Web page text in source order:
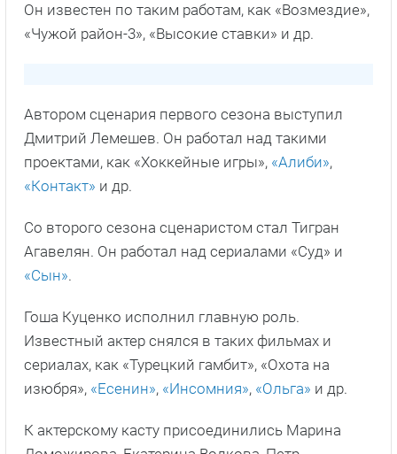
Он известен по таким работам, как «Возмездие»,
«Чужой район-3», «Высокие ставки» и др.
Автором сценария первого сезона выступил
Дмитрий Лемешев. Он работал над такими
проектами, как «Хоккейные игры», «Алиби»,
«Контакт» и др.
Со второго сезона сценаристом стал Тигран
Агавелян. Он работал над сериалами «Суд» и
«Сын».
Гоша Куценко исполнил главную роль.
Известный актер снялся в таких фильмах и
сериалах, как «Турецкий гамбит», «Охота на
изюбря», «Есенин», «Инсомния», «Ольга» и др.
К актерскому касту присоединились Марина